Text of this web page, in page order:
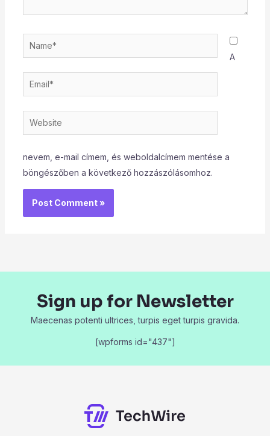
Name*
Email*
Website
A
nevem, e-mail címem, és weboldalcímem mentése a
böngészőben a következő hozzászólásomhoz.
Sign up for Newsletter
Maecenas potenti ultrices, turpis eget turpis gravida.
[wpforms id="437"]